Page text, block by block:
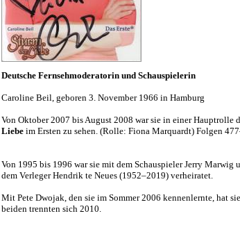
Deutsche Fernsehmoderatorin und Schauspielerin
Caroline Beil, geboren 3. November 1966 in Hamburg
Von Oktober 2007 bis August 2008 war sie in einer Hauptrolle
Liebe im Ersten zu sehen. (Rolle: Fiona Marquardt) Folgen
Von 1995 bis 1996 war sie mit dem Schauspieler Jerry Marwig
dem Verleger Hendrik te Neues (1952–2019) verheiratet.
Mit Pete Dwojak, den sie im Sommer 2006 kennenlernte, hat
beiden trennten sich 2010.